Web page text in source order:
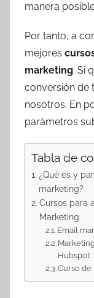
manera
Por tanto, a
mejores
marketing. Si
conversión de
nosotros. En
parámetros
Tabla de
¿Qué es y
marketing?
Cursos para
Marketing
Email
Hubspot
Curso de